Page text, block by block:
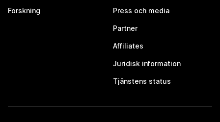
Forskning Press och media
Partner
Affiliates
Juridisk information
Tjänstens status